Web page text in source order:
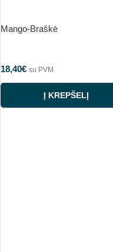
Mango-Braškė
18,40€ su PVM
Į KREPŠELĮ